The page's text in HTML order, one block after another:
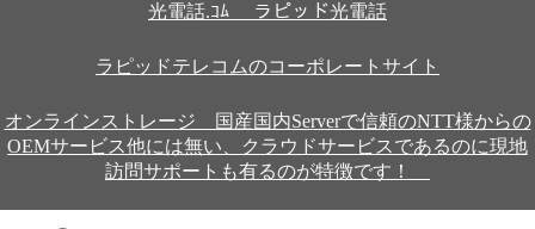
光電話.ｺﾑ ラピッド光電話
ラピッドテレコムのコーポレートサイト
オンラインストレージ 国産国内Serverで信頼のNTT様からの
OEMサービス他には無い、クラウドサービスであるのに現地
訪問サポートも有るのが特徴です！